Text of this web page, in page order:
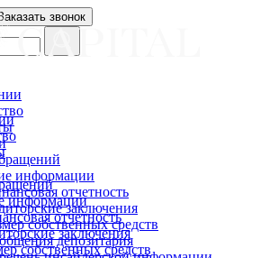
информации
отчетность
заключения
собственных средств
звонок
информации
отчетность
заключения
собственных средств
депозитария